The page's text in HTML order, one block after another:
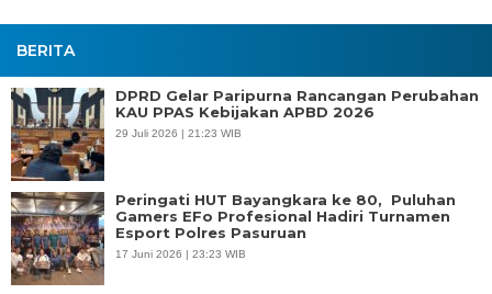
BERITA
DPRD Gelar Paripurna Rancangan Perubahan
KAU PPAS Kebijakan APBD 2026
29 Juli 2026 | 21:23 WIB
Peringati HUT Bayangkara ke 80, Puluhan
Gamers EFo Profesional Hadiri Turnamen
Esport Polres Pasuruan
17 Juni 2026 | 23:23 WIB